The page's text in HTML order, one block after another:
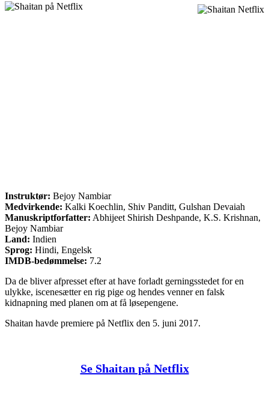
Instruktør: Bejoy Nambiar
Medvirkende: Kalki Koechlin, Shiv Panditt, Gulshan Devaiah
Manuskriptforfatter: Abhijeet Shirish Deshpande, K.S. Krishnan,
Bejoy Nambiar
Land: Indien
Sprog: Hindi, Engelsk
IMDB-bedømmelse: 7.2
Da de bliver afpresset efter at have forladt gerningsstedet for en
ulykke, iscenesætter en rig pige og hendes venner en falsk
kidnapning med planen om at få løsepengene.
Shaitan havde premiere på Netflix den 5. juni 2017.
Se Shaitan på Netflix